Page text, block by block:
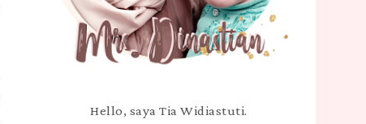
Hello, saya Tia Widiastuti.